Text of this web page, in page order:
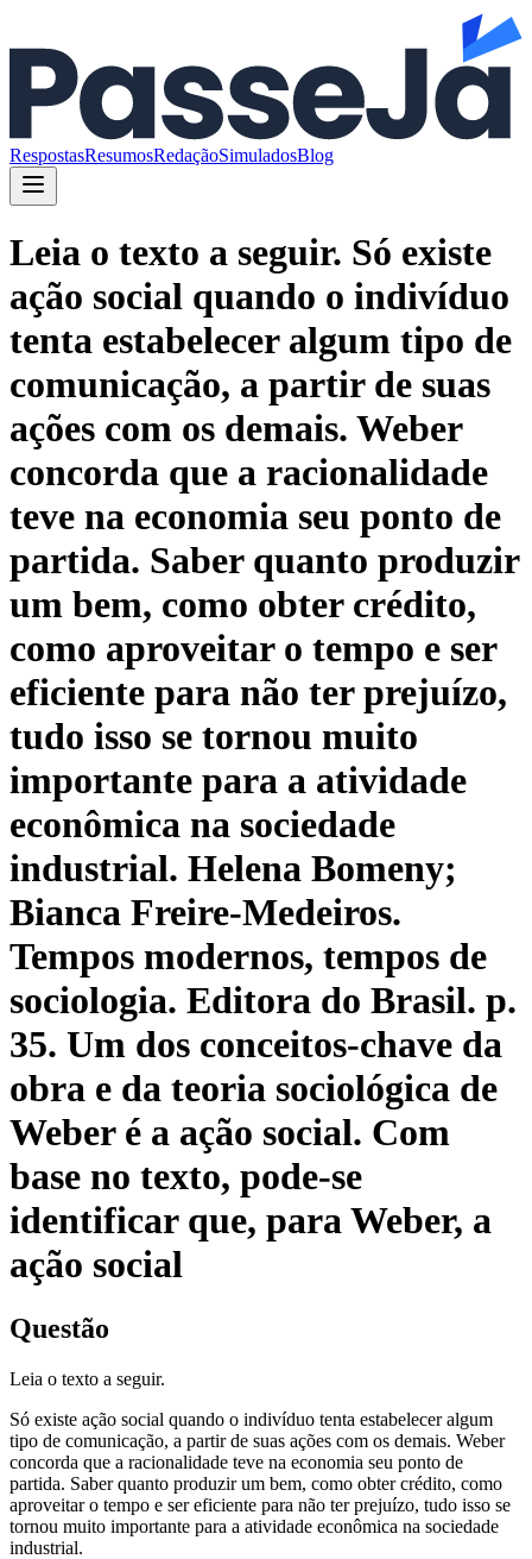
RespostasResumosRedaçãoSimuladosBlog
Leia o texto a seguir. Só existe
ação social quando o indivíduo
tenta estabelecer algum tipo de
comunicação, a partir de suas
ações com os demais. Weber
concorda que a racionalidade
teve na economia seu ponto de
partida. Saber quanto produzir
um bem, como obter crédito,
como aproveitar o tempo e ser
eficiente para não ter prejuízo,
tudo isso se tornou muito
importante para a atividade
econômica na sociedade
industrial. Helena Bomeny;
Bianca Freire-Medeiros.
Tempos modernos, tempos de
sociologia. Editora do Brasil. p.
35. Um dos conceitos-chave da
obra e da teoria sociológica de
Weber é a ação social. Com
base no texto, pode-se
identificar que, para Weber, a
ação social
Questão
Leia o texto a seguir.
Só existe ação social quando o indivíduo tenta estabelecer algum
tipo de comunicação, a partir de suas ações com os demais. Weber
concorda que a racionalidade teve na economia seu ponto de
partida. Saber quanto produzir um bem, como obter crédito, como
aproveitar o tempo e ser eficiente para não ter prejuízo, tudo isso se
tornou muito importante para a atividade econômica na sociedade
industrial.